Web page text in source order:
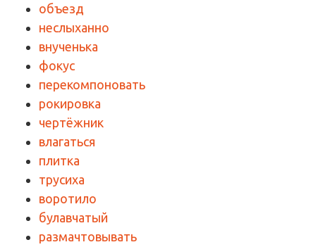
объезд
неслыханно
внученька
фокус
перекомпоновать
рокировка
чертёжник
влагаться
плитка
трусиха
воротило
булавчатый
размачтовывать